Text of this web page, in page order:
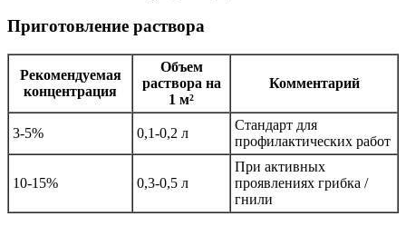
Приготовление раствора
Рекомендуемая
концентрация
Объем
раствора на
1 м²
Комментарий
3-5% 0,1-0,2 л
Стандарт для
профилактических работ
10-15% 0,3-0,5 л
При активных
проявлениях грибка /
гнили